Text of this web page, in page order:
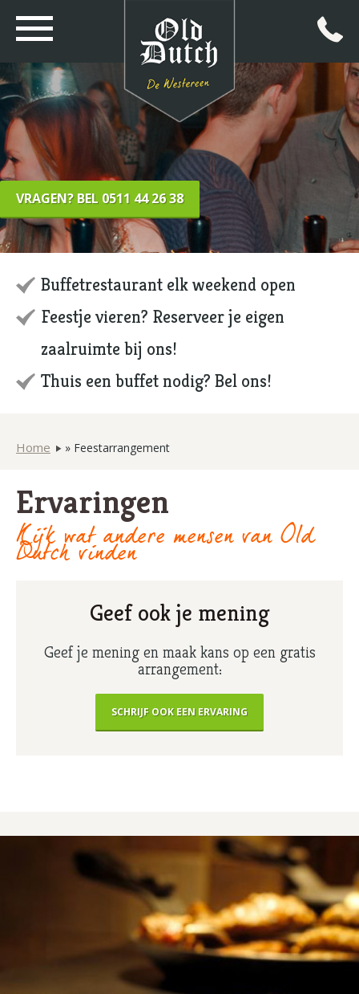
VRAGEN? BEL 0511 44 26 38
Buffetrestaurant elk weekend open
Feestje vieren? Reserveer je eigen
zaalruimte bij ons!
Thuis een buffet nodig? Bel ons!
Home » Feestarrangement
Ervaringen
Kijk wat andere mensen van Old
Dutch vinden
Geef ook je mening
Geef je mening en maak kans op een gratis
arrangement:
SCHRIJF OOK EEN ERVARING